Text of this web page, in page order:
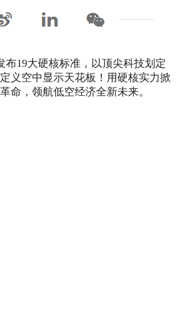
布19大硬核标准，以顶尖科技划定
义空中显示天花板！用硬核实力掀
命，领航低空经济全新未来。